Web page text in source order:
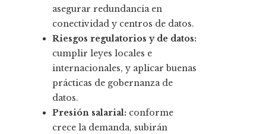
asegurar redundancia en
conectividad y centros de datos.
Riesgos regulatorios y de datos:
cumplir leyes locales e
internacionales, y aplicar buenas
prácticas de gobernanza de
datos.
Presión salarial: conforme
crece la demanda, subirán